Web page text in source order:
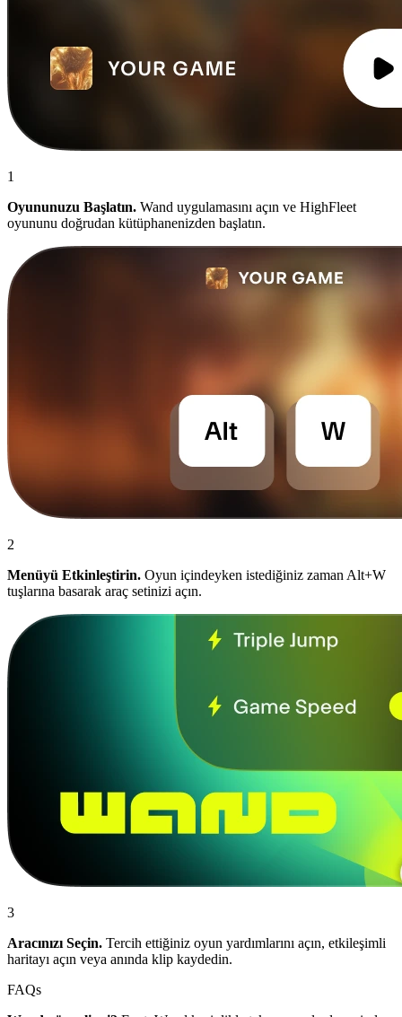
1
Oyununuzu Başlatın. Wand uygulamasını açın ve HighFleet
oyununu doğrudan kütüphanenizden başlatın.
2
Menüyü Etkinleştirin. Oyun içindeyken istediğiniz zaman Alt+W
tuşlarına basarak araç setinizi açın.
3
Aracınızı Seçin. Tercih ettiğiniz oyun yardımlarını açın, etkileşimli
haritayı açın veya anında klip kaydedin.
FAQs